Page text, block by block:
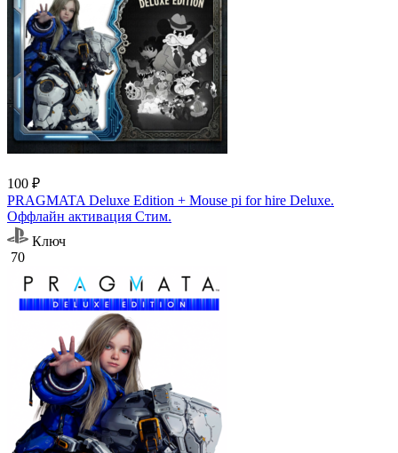
100 ₽
PRAGMATA Deluxe Edition + Mouse pi for hire Deluxe.
Оффлайн активация Cтим.
Ключ
70